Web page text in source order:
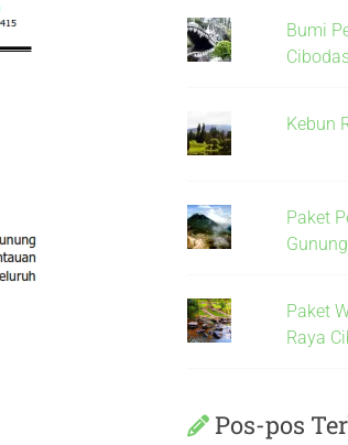
Bumi
Kebun
Paket
Paket
Raya
Pos-pos